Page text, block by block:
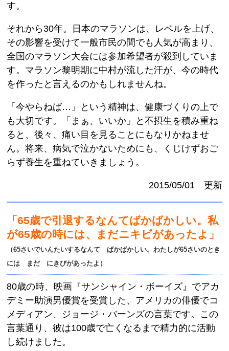
す。
それから30年。日本のマラソンは、レベルを上げ、
その影響を受けて一般市民の間でも人気が高まり、
全国のマラソン大会には参加希望者が殺到していま
す。マラソン黎明期に中村が流した汗が、今の時代
を作ったと言えるのかもしれませんね。
「今やらねば…」という精神は、健康づくりの上で
も大切です。「まぁ、いいか」と不摂生を積み重ね
ると、後々、痛い目を見ることにもなりかねませ
ん。将来、病気で泣かないためにも、くじけずおご
らず養生を重ねていきましょう。
2015/05/01 更新
「65歳で引退するなんてばかばかしい。私
が65歳の時には、まだニキビがあったよ」
（65さいでいんたいするなんて ばかばかしい。わたしが65さいのとき
には まだ にきびがあったよ）
80歳の時、映画『サンシャイン・ボーイズ』でアカ
デミー助演男優賞を受賞した、アメリカの俳優でコ
メディアン、ジョージ・バーンズの言葉です。この
言葉通り、彼は100歳で亡くなるまで精力的に活動
し続けました。